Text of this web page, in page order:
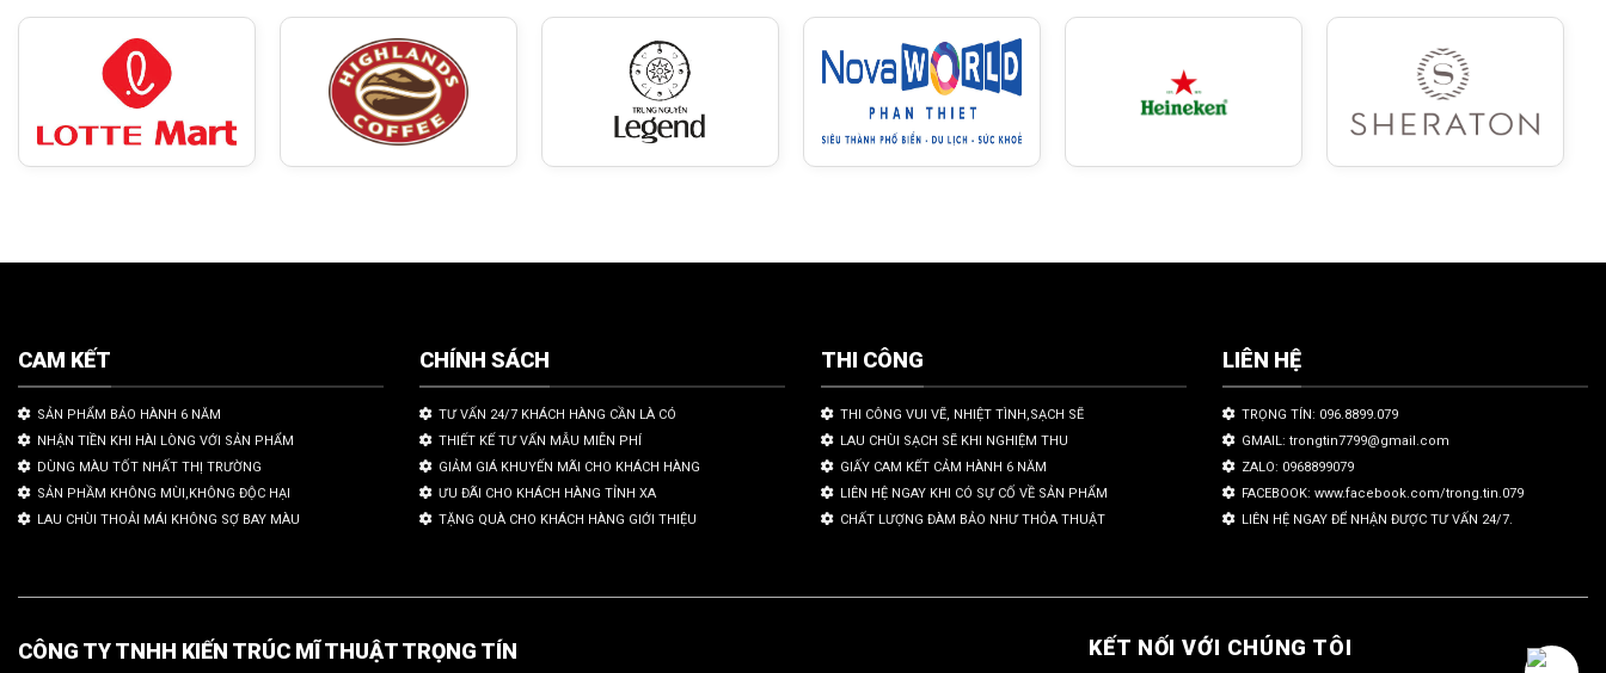
CAM KẾT
SẢN PHẨM BẢO HÀNH 6 NĂM
NHẬN TIỀN KHI HÀI LÒNG VỚI SẢN PHẨM
DÙNG MÀU TỐT NHẤT THỊ TRƯỜNG
SẢN PHẦM KHÔNG MÙI,KHÔNG ĐỘC HẠI
LAU CHÙI THOẢI MÁI KHÔNG SỢ BAY MÀU
CHÍNH SÁCH
TƯ VẤN 24/7 KHÁCH HÀNG CẦN LÀ CÓ
THIẾT KẾ TƯ VẤN MẪU MIỄN PHÍ
GIẢM GIÁ KHUYẾN MÃI CHO KHÁCH HÀNG
ƯU ĐÃI CHO KHÁCH HÀNG TỈNH XA
TẶNG QUÀ CHO KHÁCH HÀNG GIỚI THIỆU
THI CÔNG
THI CÔNG VUI VẼ, NHIỆT TÌNH,SẠCH SẼ
LAU CHÙI SẠCH SẼ KHI NGHIỆM THU
GIẤY CAM KẾT CẢM HÀNH 6 NĂM
LIÊN HỆ NGAY KHI CÓ SỰ CỐ VỀ SẢN PHẨM
CHẤT LƯỢNG ĐÀM BẢO NHƯ THỎA THUẬT
LIÊN HỆ
TRỌNG TÍN: 096.8899.079
GMAIL: trongtin7799@gmail.com
ZALO: 0968899079
FACEBOOK: www.facebook.com/trong.tin.079
LIÊN HỆ NGAY ĐỂ NHẬN ĐƯỢC TƯ VẤN 24/7.
CÔNG TY TNHH KIẾN TRÚC MĨ THUẬT TRỌNG TÍN KẾT NỐI VỚI CHÚNG TÔI